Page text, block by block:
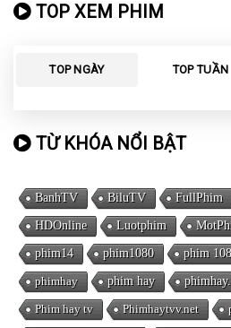
TOP XEM PHIM
TOP NGÀY TOP TUẦN
TỪ KHÓA NỔI BẬT
BanhTV BiluTV FullPhim
HDOnline Luotphim
phim14 phim1080 phim
phimhay phim hay
Phim hay tv Phimhaytvv.net